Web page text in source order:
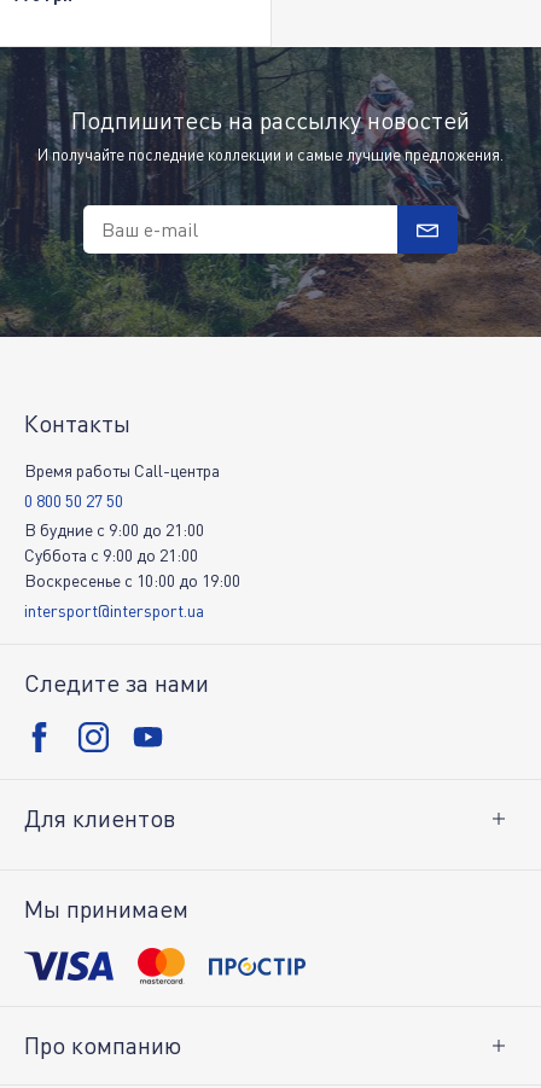
Подпишитесь на рассылку новостей
И получайте последние коллекции и самые лучшие предложения.
Ваш e-mail
Контакты
Время работы Call-центра
0 800 50 27 50
В будние c 9:00 до 21:00
Суббота c 9:00 до 21:00
Воскресенье c 10:00 до 19:00
intersport@intersport.ua
Следите за нами
Для клиентов
Возврат товара
Мы принимаем
Про компанию